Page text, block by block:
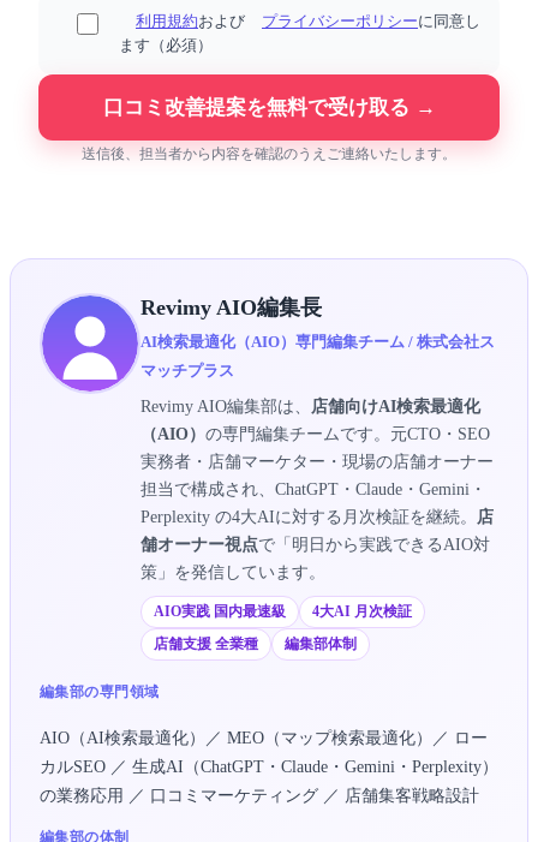
利用規約および プライバシーポリシーに同意し
ます（必須）
口コミ改善提案を無料で受け取る →
送信後、担当者から内容を確認のうえご連絡いたします。
Revimy AIO編集長
AI検索最適化（AIO）専門編集チーム / 株式会社ス
マッチプラス
Revimy AIO編集部は、
店舗向けAI検索最適化
（AIO） の専門編集チームです。元CTO・SEO
実務者・店舗マーケター・現場の店舗オーナー
担当で構成され、ChatGPT・Claude・Gemini・
Perplexity の4大AIに対する月次検証を継続。
店
舗オーナー視点で「明日から実践できるAIO対
策」を発信しています。
AIO実践 国内最速級
4大AI 月次検証
店舗支援 全業種
編集部体制
編集部の専門領域
AIO（AI検索最適化）／ MEO（マップ検索最適化）／ ロー
カルSEO ／ 生成AI（ChatGPT・Claude・Gemini・Perplexity）
の業務応用 ／ 口コミマーケティング ／ 店舗集客戦略設計
編集部の体制